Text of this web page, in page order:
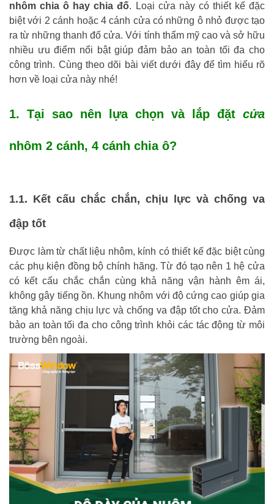
nhôm chia ô hay chia đố. Loại cửa này có thiết kế đặc
biệt với 2 cánh hoặc 4 cánh cửa có những ô nhỏ được tạo
ra từ những thanh đố cửa. Với tính thẩm mỹ cao và sở hữu
nhiều ưu điểm nổi bật giúp đảm bảo an toàn tối đa cho
công trình. Cùng theo dõi bài viết dưới đây để tìm hiểu rõ
hơn về loại cửa này nhé!
1. Tại sao nên lựa chọn và lắp đặt cửa
nhôm 2 cánh, 4 cánh chia ô?
1.1. Kết cấu chắc chắn, chịu lực và chống va
đập tốt
Được làm từ chất liệu nhôm, kính có thiết kế đặc biệt cùng
các phụ kiện đồng bộ chính hãng. Từ đó tạo nên 1 hệ cửa
có kết cấu chắc chắn cùng khả năng vận hành êm ái,
không gây tiếng ồn. Khung nhôm với độ cứng cao giúp gia
tăng khả năng chịu lực và chống va đập tốt cho cửa. Đảm
bảo an toàn tối đa cho công trình khỏi các tác động từ môi
trường bên ngoài.